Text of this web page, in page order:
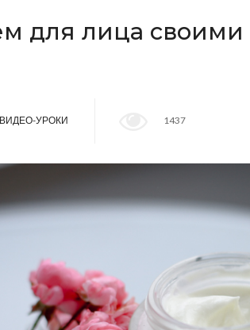
для лица
ВИДЕО-УРОКИ 1437